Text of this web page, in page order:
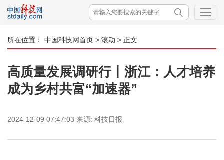
所在位置： 中国科技网首页 > 滚动 > 正文
高质量发展调研行丨浙江：人才培养
成为乡村共富“加速器”
2024-12-09 07:47:03 来源: 科技日报